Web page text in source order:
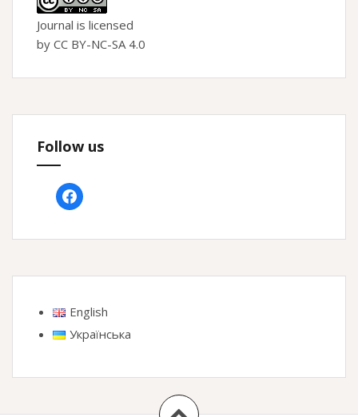
Journal is licensed
by CC BY-NC-SA 4.0
Follow us
facebook
English
Українська